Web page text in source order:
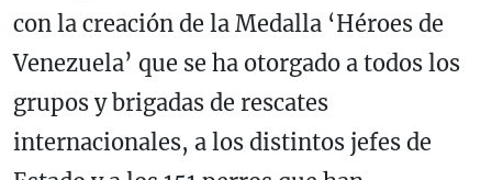
con la creación de la Medalla ‘Héroes de
Venezuela’ que se ha otorgado a todos los
grupos y brigadas de rescates
internacionales, a los distintos jefes de